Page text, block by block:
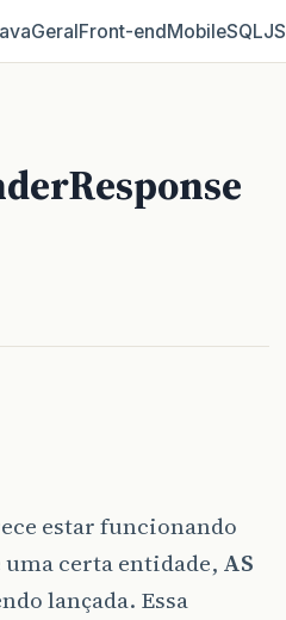
GeralFront‑endMobileSQLJS
estar funcionando
certa entidade, AS
lançada. Essa